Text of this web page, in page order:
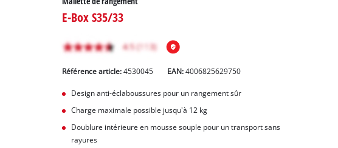
E-Box S35/33
Référence article: 4530045 EAN:4006825629750
Design anti-éclaboussures pour un rangement sûr
Charge maximale possible jusqu'à 12 kg
Doublure intérieure en mousse souple pour un transport sans
rayures